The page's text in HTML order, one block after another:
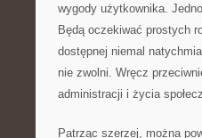
wygody użytkownika.
Będą oczekiwać prostych
dostępnej niemal
nie zwolni. Wręcz
administracji i życia
Patrząc szerzej, można